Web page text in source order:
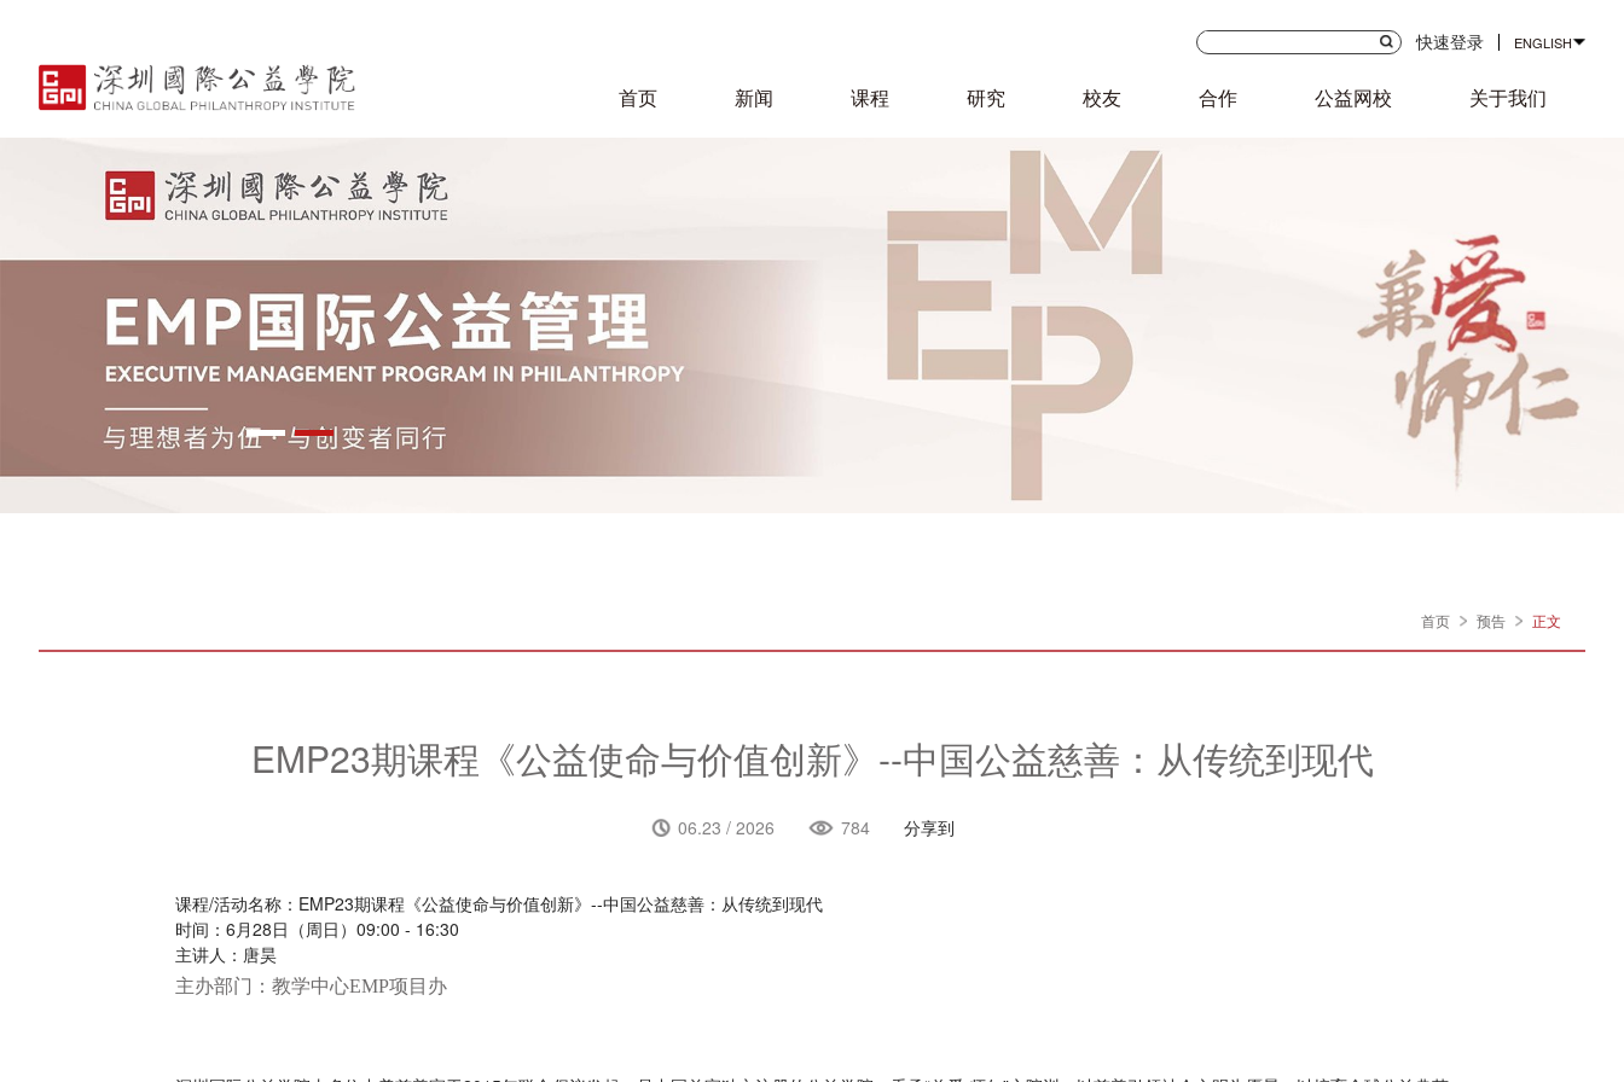
快速登录 ENGLISH
首页 新闻 课程 研究 校友 合作 公益网校 关于我们
首页 预告 正文
EMP23期课程《公益使命与价值创新》--中国公益慈善：从传统到现代
06.23 / 2026 784 分享到
课程/活动名称：EMP23期课程《公益使命与价值创新》--中国公益慈善：从传统到现代
时间：6月28日（周日）09:00 - 16:30
主讲人：唐昊
主办部门：教学中心EMP项目办